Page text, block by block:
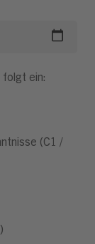
ein:
(C1 /